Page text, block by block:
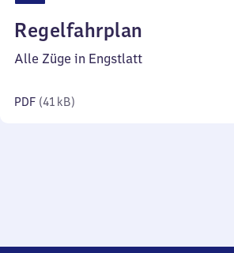
Regelfahrplan
Alle Züge in Engstlatt
PDF (41 kB)